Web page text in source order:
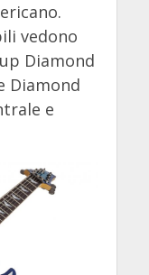
vedono
Diamond
Diamond
e